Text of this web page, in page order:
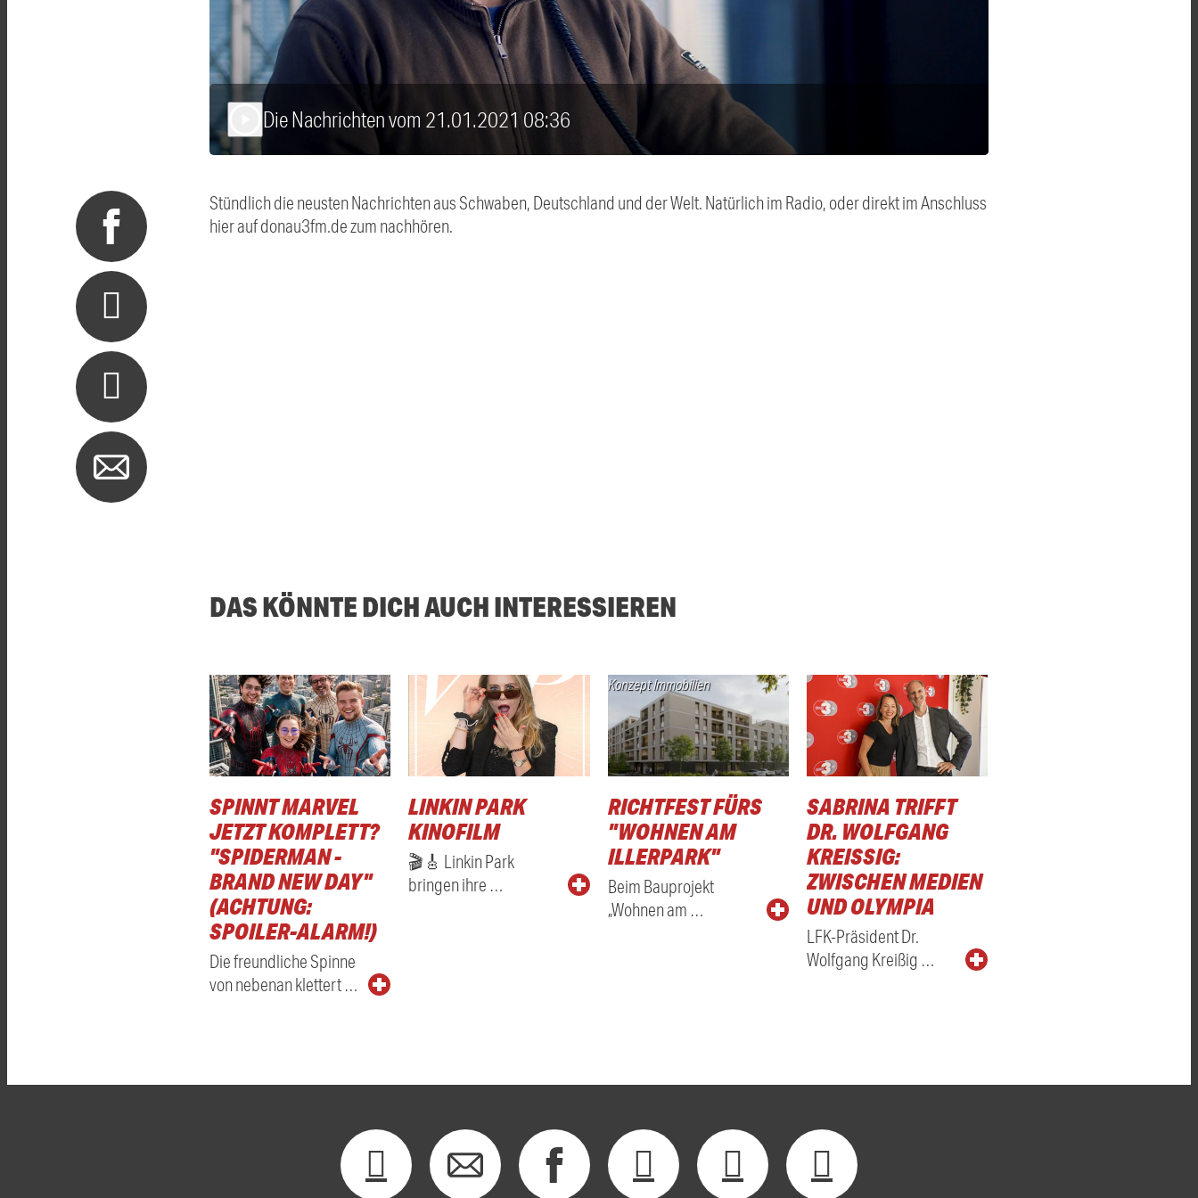
Die Nachrichten vom 21.01.2021 08:36
Stündlich die neusten Nachrichten aus Schwaben, Deutschland und der Welt. Natürlich im Radio, oder direkt im Anschluss
hier auf donau3fm.de zum nachhören.
DAS KÖNNTE DICH AUCH INTERESSIEREN
SPINNT MARVEL
JETZT KOMPLETT?
"SPIDERMAN -
BRAND NEW DAY"
(ACHTUNG:
SPOILER-ALARM!)
Die freundliche Spinne
von nebenan klettert …
LINKIN PARK
KINOFILM
🎬🎸 Linkin Park
bringen ihre …
Konzept Immobilien
RICHTFEST FÜRS
"WOHNEN AM
ILLERPARK"
Beim Bauprojekt
„Wohnen am …
SABRINA TRIFFT
DR. WOLFGANG
KREISSIG: Z
WISCHEN MEDIEN U
ND OLYMPIA
LFK-Präsident Dr.
Wolfgang Kreißig …